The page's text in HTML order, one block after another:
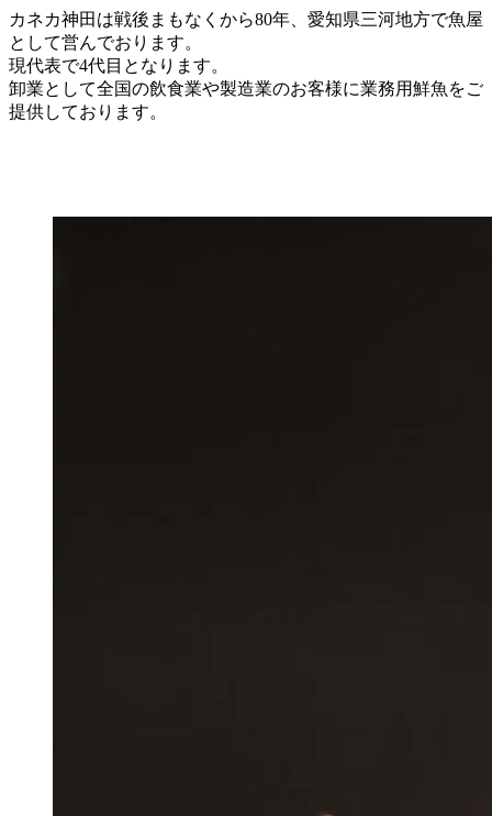
カネカ神田は戦後まもなくから80年、愛知県三河地方で魚屋
として営んでおります。
現代表で4代目となります。
卸業として全国の飲食業や製造業のお客様に業務用鮮魚をご
提供しております。